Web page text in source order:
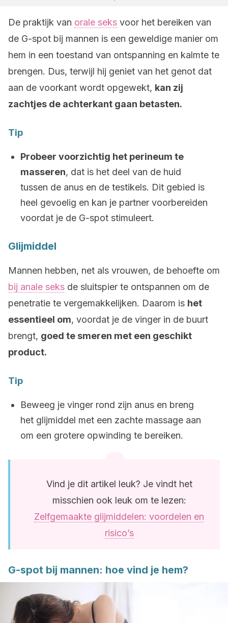
De praktijk van orale seks voor het bereiken van
de G-spot bij mannen is een geweldige manier om
hem in een toestand van ontspanning en kalmte te
brengen. Dus, terwijl hij geniet van het genot dat
aan de voorkant wordt opgewekt, kan zij
zachtjes de achterkant gaan betasten.
Tip
Probeer voorzichtig het perineum te
masseren, dat is het deel van de huid
tussen de anus en de testikels. Dit gebied is
heel gevoelig en kan je partner voorbereiden
voordat je de G-spot stimuleert.
Glijmiddel
Mannen hebben, net als vrouwen, de behoefte om
bij anale seks de sluitspier te ontspannen om de
penetratie te vergemakkelijken. Daarom is het
essentieel om, voordat je de vinger in de buurt
brengt, goed te smeren met een geschikt
product.
Tip
Beweeg je vinger rond zijn anus en breng
het glijmiddel met een zachte massage aan
om een grotere opwinding te bereiken.
Vind je dit artikel leuk? Je vindt het
misschien ook leuk om te lezen:
Zelfgemaakte glijmiddelen: voordelen en
risico’s
G-spot bij mannen: hoe vind je hem?